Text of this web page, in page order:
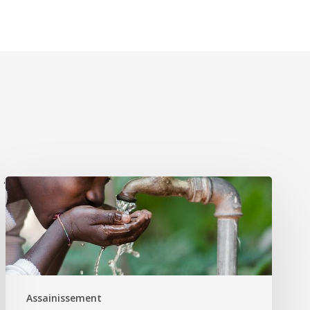
'
Assainissement